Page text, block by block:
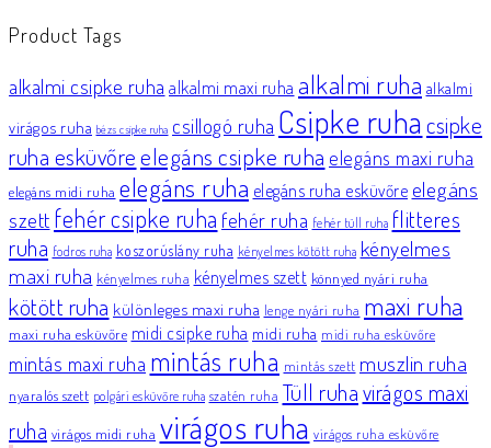
Product Tags
alkalmi csipke ruha alkalmi maxi ruha alkalmi ruha alkalmi
virágos ruha bézs csipke ruha csillogó ruha Csipke ruhacsipke
ruha esküvőreelegáns csipke ruha elegáns maxi ruha
elegáns midi ruha elegáns ruha elegáns ruha esküvőre elegáns
szett fehér csipke ruha fehér ruha fehér tüll ruha flitteres
ruha fodros ruha koszorúslány ruha kényelmes kötött ruha kényelmes
maxi ruha kényelmes ruha kényelmes szett könnyed nyári ruha
kötött ruha különleges maxi ruha lenge nyári ruha maxi ruha
maxi ruha esküvőre midi csipke ruha midi ruha midi ruha esküvőre
mintás maxi ruha mintás ruha mintás szett muszlin ruha
nyaralós szett polgári esküvőre ruha szatén ruha Tüll ruhavirágos maxi
ruha virágos midi ruha virágos ruha virágos ruha esküvőre